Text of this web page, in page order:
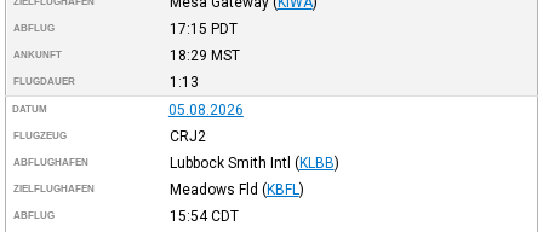
ABFLUG 17:15 PDT
ANKUNFT 18:29 MST
FLUGDAUER 1:13
DATUM 05.08.2026
FLUGZEUG CRJ2
ABFLUGHAFEN Lubbock Smith Intl (KLBB)
ZIELFLUGHAFEN Meadows Fld (KBFL )
ABFLUG 15:54CDT